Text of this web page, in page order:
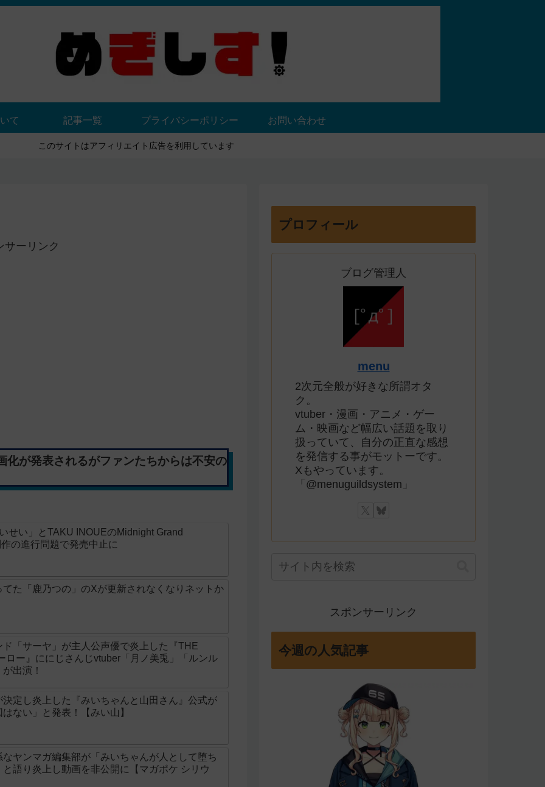
て 記事一覧 プライバシーポリシー お問い合わせ
このサイトはアフィリエイト広告を利用しています
サーリンク
化が発表されるがファンたちからは不安の
せい」とTAKU INOUEのMidnight Grand
の進行問題で発売中止に
た「鹿乃つの」のXが更新されなくなりネットか
「サーヤ」が主人公声優で炎上した『THE
ロー』ににじさんじvtuber「月ノ美兎」「ルンル
出演！
定し炎上した『みいちゃんと山田さん』公式が
ない」と発表！【みい山】
ヤンマガ編集部が「みいちゃんが人として堕ち
語り炎上し動画を非公開に【マガポケ シリウ
プロフィール
ブログ管理人
menu
2次元全般が好きな所謂オタ
ク。
vtuber・漫画・アニメ・ゲー
ム・映画など幅広い話題を取り
扱っていて、自分の正直な感想
を発信する事がモットーです。
Xもやっています。
「@menuguildsystem」
スポンサーリンク
今週の人気記事